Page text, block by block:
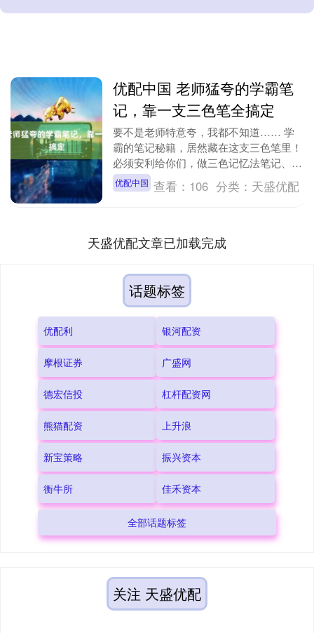
优配中国 老师猛夸的学霸笔
记，靠一支三色笔全搞定
要不是老师特意夸，我都不知道…… 学
霸的笔记秘籍，居然藏在这支三色笔里！
必须安利给你们，做三色记忆法笔记、错
题整理、划重点，一支全搞定，省时高
效，学生党闭眼冲....
优配中国 查看： 106 分类： 天盛优配
天盛优配文章已加载完成
话题标签
优配利 银河配资
摩根证券 广盛网
德宏信投 杠杆配资网
熊猫配资 上升浪
新宝策略 振兴资本
衡牛所 佳禾资本
全部话题标签
关注 天盛优配